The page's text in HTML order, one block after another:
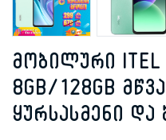
მობილური ITEL
8GB/128GB
ყურსასმენი